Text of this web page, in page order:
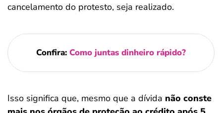
cancelamento do protesto, seja realizado.
Confira: Como juntas dinheiro rápido?
Isso significa que, mesmo que a dívida não conste